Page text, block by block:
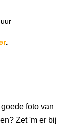
.
foto van
Zet 'm er bij